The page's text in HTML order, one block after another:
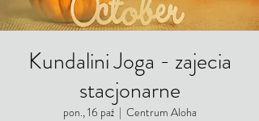
Kundalini Joga - zajecia
stacjonarne
pon., 16 paź
  |
Centrum Aloha